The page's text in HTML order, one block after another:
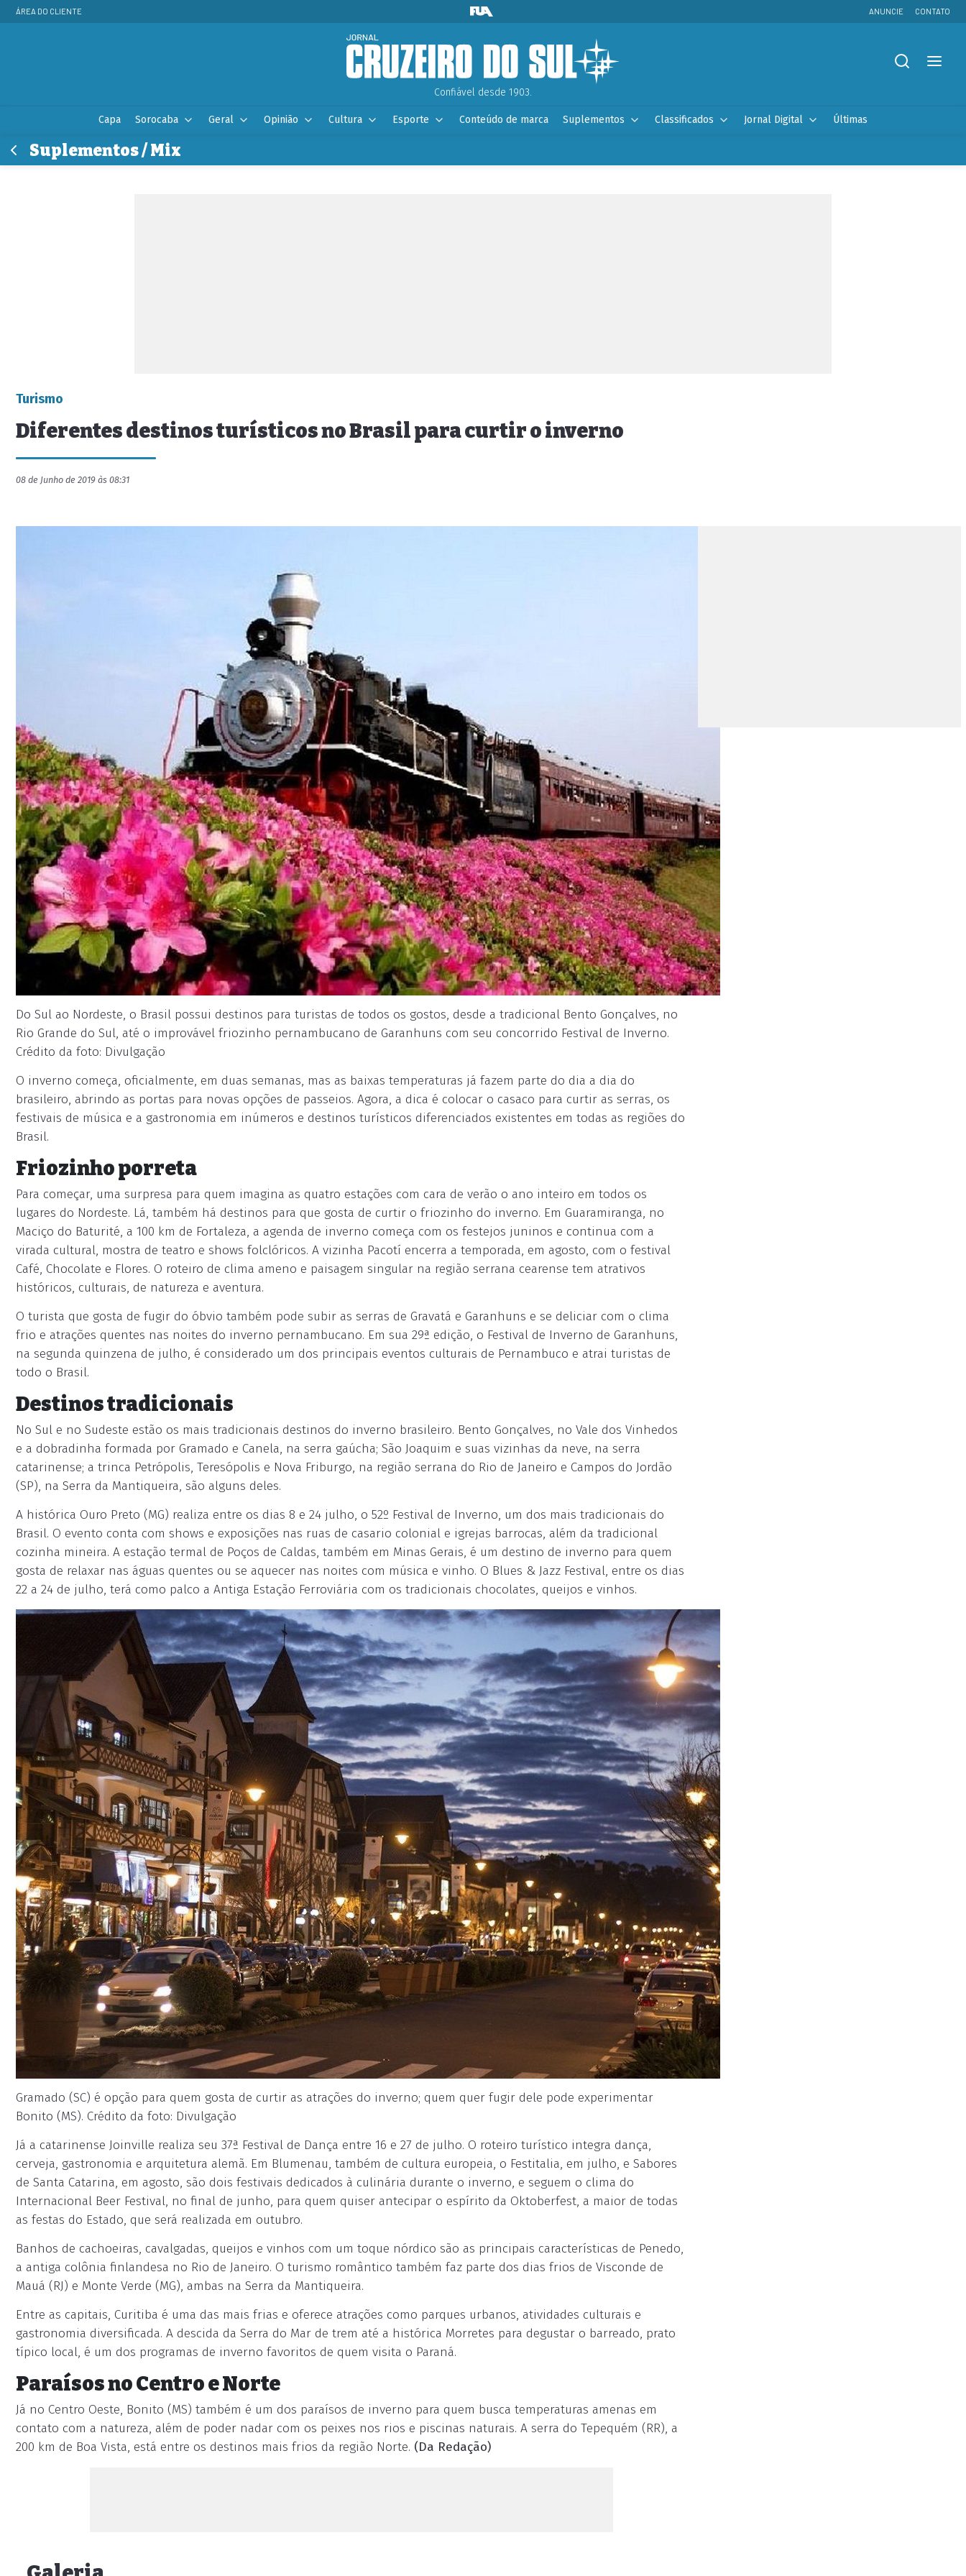
ÁREA DO CLIENTE ANUNCIE CONTATO
Confiável desde 1903.
Capa Sorocaba Geral Opinião Cultura Esporte Conteúdo de marca Suplementos Classificados Jornal Digital Últimas
Suplementos / Mix
Turismo
Diferentes destinos turísticos no Brasil para curtir o inverno
08 de Junho de 2019 às 08:31
Do Sul ao Nordeste, o Brasil possui destinos para turistas de todos os gostos, desde a tradicional Bento Gonçalves, no
Rio Grande do Sul, até o improvável friozinho pernambucano de Garanhuns com seu concorrido Festival de Inverno.
Crédito da foto: Divulgação
O inverno começa, oficialmente, em duas semanas, mas as baixas temperaturas já fazem parte do dia a dia do
brasileiro, abrindo as portas para novas opções de passeios. Agora, a dica é colocar o casaco para curtir as serras, os
festivais de música e a gastronomia em inúmeros e destinos turísticos diferenciados existentes em todas as regiões do
Brasil.
Friozinho porreta
Para começar, uma surpresa para quem imagina as quatro estações com cara de verão o ano inteiro em todos os
lugares do Nordeste. Lá, também há destinos para que gosta de curtir o friozinho do inverno. Em Guaramiranga, no
Maciço do Baturité, a 100 km de Fortaleza, a agenda de inverno começa com os festejos juninos e continua com a
virada cultural, mostra de teatro e shows folclóricos. A vizinha Pacotí encerra a temporada, em agosto, com o festival
Café, Chocolate e Flores. O roteiro de clima ameno e paisagem singular na região serrana cearense tem atrativos
históricos, culturais, de natureza e aventura.
O turista que gosta de fugir do óbvio também pode subir as serras de Gravatá e Garanhuns e se deliciar com o clima
frio e atrações quentes nas noites do inverno pernambucano. Em sua 29ª edição, o Festival de Inverno de Garanhuns,
na segunda quinzena de julho, é considerado um dos principais eventos culturais de Pernambuco e atrai turistas de
todo o Brasil.
Destinos tradicionais
No Sul e no Sudeste estão os mais tradicionais destinos do inverno brasileiro. Bento Gonçalves, no Vale dos Vinhedos
e a dobradinha formada por Gramado e Canela, na serra gaúcha; São Joaquim e suas vizinhas da neve, na serra
catarinense; a trinca Petrópolis, Teresópolis e Nova Friburgo, na região serrana do Rio de Janeiro e Campos do Jordão
(SP), na Serra da Mantiqueira, são alguns deles.
A histórica Ouro Preto (MG) realiza entre os dias 8 e 24 julho, o 52º Festival de Inverno, um dos mais tradicionais do
Brasil. O evento conta com shows e exposições nas ruas de casario colonial e igrejas barrocas, além da tradicional
cozinha mineira. A estação termal de Poços de Caldas, também em Minas Gerais, é um destino de inverno para quem
gosta de relaxar nas águas quentes ou se aquecer nas noites com música e vinho. O Blues & Jazz Festival, entre os dias
22 a 24 de julho, terá como palco a Antiga Estação Ferroviária com os tradicionais chocolates, queijos e vinhos.
Gramado (SC) é opção para quem gosta de curtir as atrações do inverno; quem quer fugir dele pode experimentar
Bonito (MS). Crédito da foto: Divulgação
Já a catarinense Joinville realiza seu 37ª Festival de Dança entre 16 e 27 de julho. O roteiro turístico integra dança,
cerveja, gastronomia e arquitetura alemã. Em Blumenau, também de cultura europeia, o Festitalia, em julho, e Sabores
de Santa Catarina, em agosto, são dois festivais dedicados à culinária durante o inverno, e seguem o clima do
Internacional Beer Festival, no final de junho, para quem quiser antecipar o espírito da Oktoberfest, a maior de todas
as festas do Estado, que será realizada em outubro.
Banhos de cachoeiras, cavalgadas, queijos e vinhos com um toque nórdico são as principais características de Penedo,
a antiga colônia finlandesa no Rio de Janeiro. O turismo romântico também faz parte dos dias frios de Visconde de
Mauá (RJ) e Monte Verde (MG), ambas na Serra da Mantiqueira.
Entre as capitais, Curitiba é uma das mais frias e oferece atrações como parques urbanos, atividades culturais e
gastronomia diversificada. A descida da Serra do Mar de trem até a histórica Morretes para degustar o barreado, prato
típico local, é um dos programas de inverno favoritos de quem visita o Paraná.
Paraísos no Centro e Norte
Já no Centro Oeste, Bonito (MS) também é um dos paraísos de inverno para quem busca temperaturas amenas em
contato com a natureza, além de poder nadar com os peixes nos rios e piscinas naturais. A serra do Tepequém (RR), a
200 km de Boa Vista, está entre os destinos mais frios da região Norte. (Da Redação)